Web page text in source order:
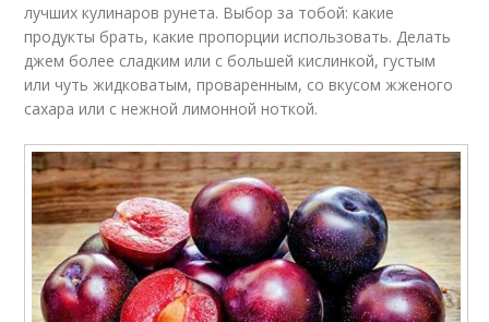
лучших кулинаров рунета. Выбор за тобой: какие
продукты брать, какие пропорции использовать. Делать
джем более сладким или с большей кислинкой, густым
или чуть жидковатым, проваренным, со вкусом жженого
сахара или с нежной лимонной ноткой.